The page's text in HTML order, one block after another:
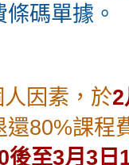
碼單據。
因素，於
80%課程
後至3月3日